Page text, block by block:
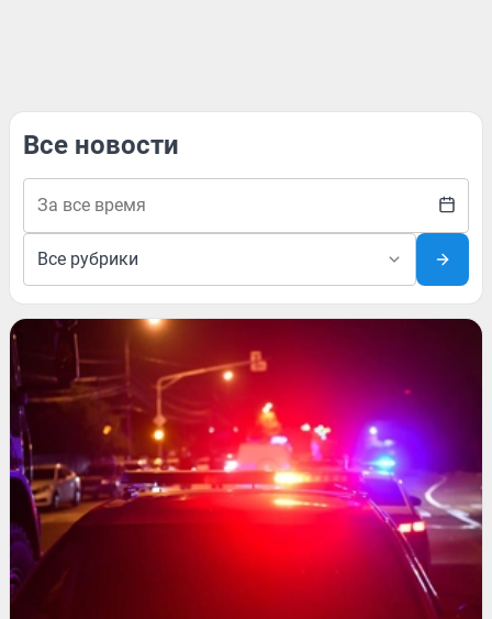
Все новости